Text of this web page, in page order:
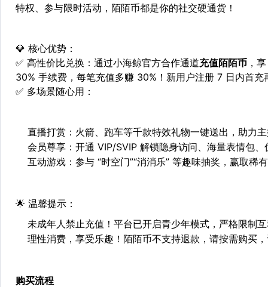
特权、参与限时活动，陌陌币都是你的社交硬通货！
💎 核心优势：
✅ 高性价比兑换 ：通过小海鲸官方合作通道充值陌陌币 ，
30% 手续费，每笔充值多赚 30%！新用户注册 7 日内首
✅ 多场景随心用 ：
直播打赏 ：火箭、跑车等千款特效礼物一键送出，助力
会员尊享 ：开通 VIP/SVIP 解锁隐身访问、海量表情包
互动游戏 ：参与 “时空门”“消消乐” 等趣味抽奖，赢取
🌟 温馨提示：
未成年人禁止充值！平台已开启青少年模式，严格限制
理性消费，享受乐趣！陌陌币不支持退款，请按需购买
购买流程